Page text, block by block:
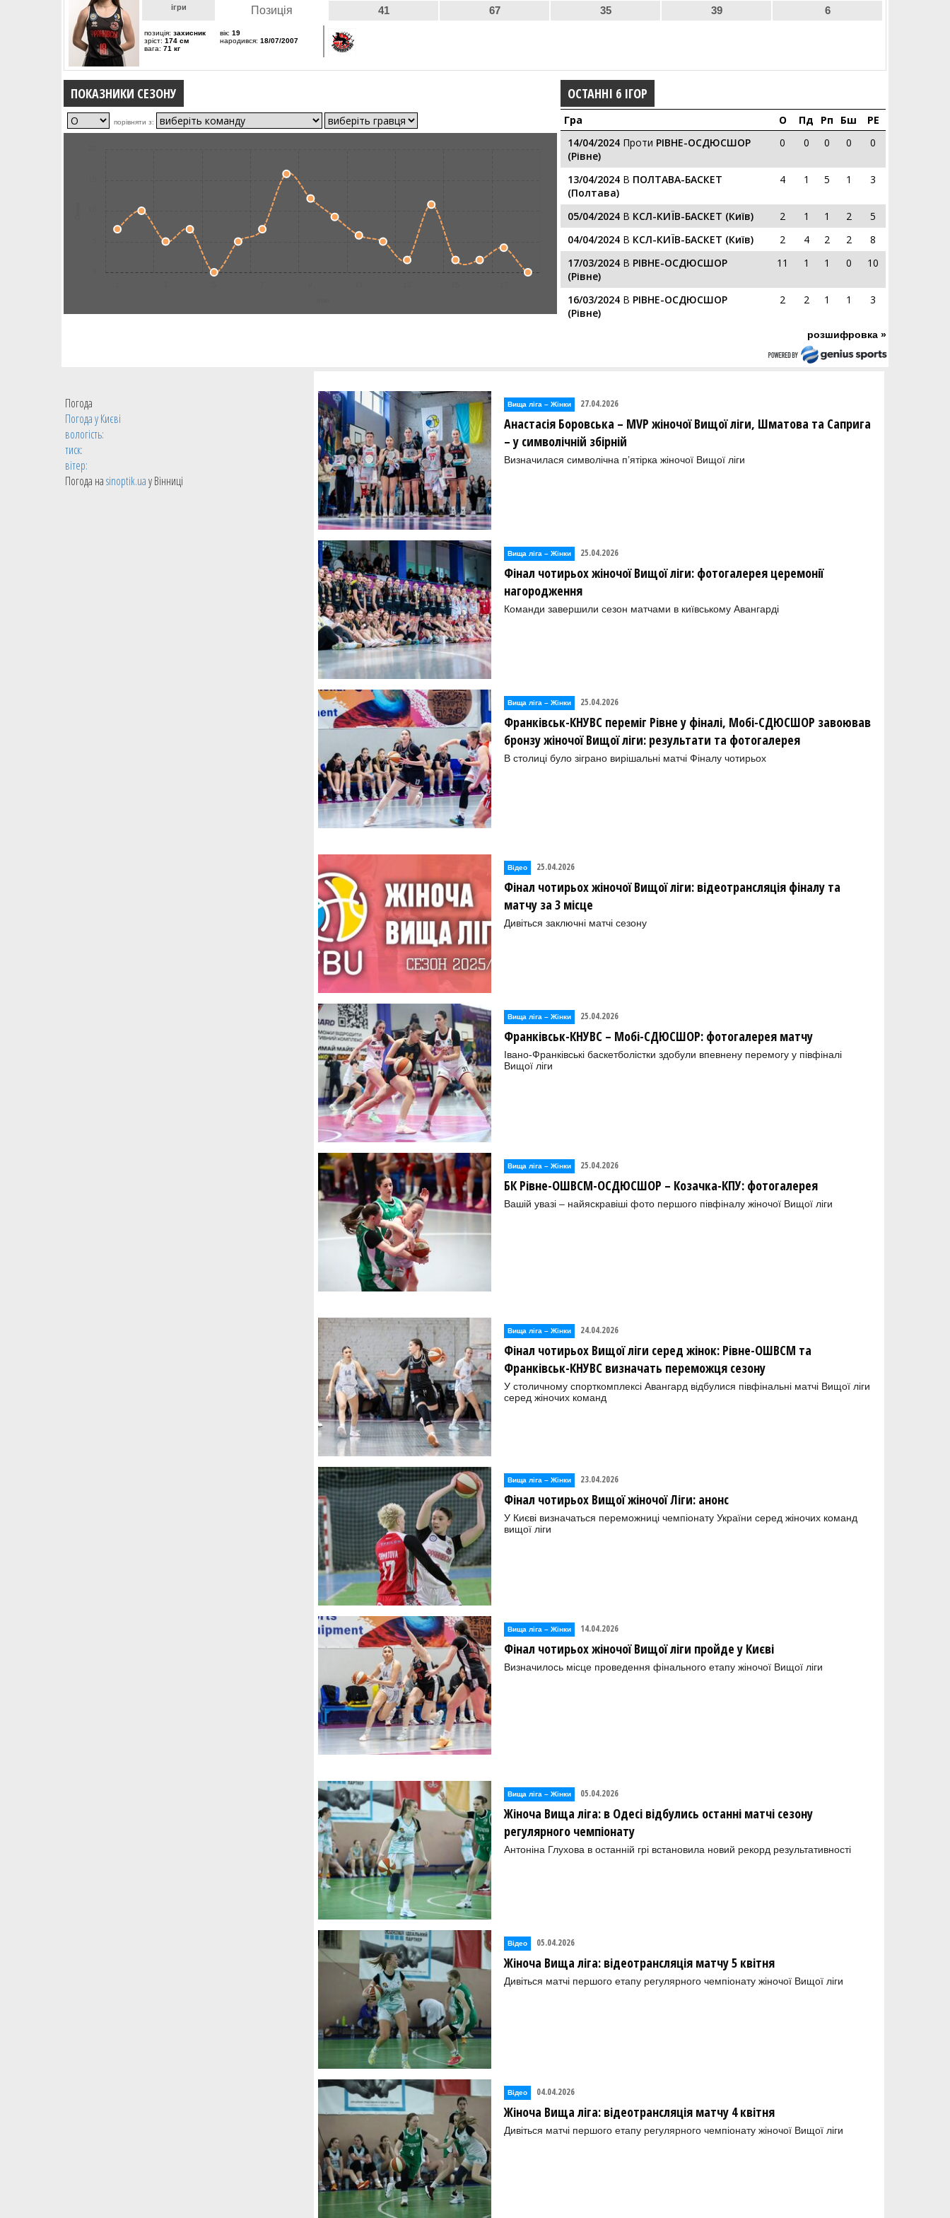
ігри
Позиція
41 67 35 39 6
позиція: захисник
зріст: 174 см
вага: 71 кг
вік: 19
народився: 18/07/2007
ПОКАЗНИКИ СЕЗОНУ
порівняти з:
ОСТАННІ 6 ІГОР
Гра О Пд Рп Бш
РЕ
14/04/2024 Проти РІВНЕ-ОСДЮСШОР
(Рівне)
0 0 0 0 0
13/04/2024 В ПОЛТАВА-БАСКЕТ
(Полтава)
4 1 5 1 3
05/04/2024 В КСЛ-КИЇВ-БАСКЕТ (Київ) 2 1 1 2
5
04/04/2024 В КСЛ-КИЇВ-БАСКЕТ (Київ) 2 4 2 2
8
17/03/2024 В РІВНЕ-ОСДЮСШОР
(Рівне)
11 1 1 0 10
16/03/2024 В РІВНЕ-ОСДЮСШОР
(Рівне)
2 2 1 1 3
розшифровка »
Погода
Погода уКиєві
вологість:
тиск:
вітер:
Погода наsinoptik.uaу Вінниці
Вища лiга – Жiнки 27.04.2026
Анастасія Боровська – MVP жіночої Вищої ліги, Шматова та Саприга
– у символічній збірній
Визначилася символічна пʼятірка жіночої Вищої ліги
Вища лiга – Жiнки 25.04.2026
Фінал чотирьох жіночої Вищої ліги: фотогалерея церемонії
нагородження
Команди завершили сезон матчами в київському Авангарді
Вища лiга – Жiнки 25.04.2026
Франківськ-КНУВС переміг Рівне у фіналі, Мобі-СДЮСШОР завоював
бронзу жіночої Вищої ліги: результати та фотогалерея
В столиці було зіграно вирішальні матчі Фіналу чотирьох
Відео 25.04.2026
Фінал чотирьох жіночої Вищої ліги: відеотрансляція фіналу та
матчу за 3 місце
Дивіться заключні матчі сезону
Вища лiга – Жiнки 25.04.2026
Франківськ-КНУВС – Мобі-СДЮСШОР: фотогалерея матчу
Івано-Франківські баскетболістки здобули впевнену перемогу у півфіналі
Вищої ліги
Вища лiга – Жiнки 25.04.2026
БК Рівне-ОШВСМ-ОСДЮСШОР – Козачка-КПУ: фотогалерея
Вашій увазі – найяскравіші фото першого півфіналу жіночої Вищої ліги
Вища лiга – Жiнки 24.04.2026
Фінал чотирьох Вищої ліги серед жінок: Рівне-ОШВСМ та
Франківськ-КНУВС визначать переможця сезону
У столичному спорткомплексі Авангард відбулися півфінальні матчі Вищої ліги
серед жіночих команд
Вища лiга – Жiнки 23.04.2026
Фінал чотирьох Вищої жіночої Ліги: анонс
У Києві визначаться переможниці чемпіонату України серед жіночих команд
вищої ліги
Вища лiга – Жiнки 14.04.2026
Фінал чотирьох жіночої Вищої ліги пройде у Києві
Визначилось місце проведення фінального етапу жіночої Вищої ліги
Вища лiга – Жiнки 05.04.2026
Жіноча Вища ліга: в Одесі відбулись останні матчі сезону
регулярного чемпіонату
Антоніна Глухова в останній грі встановила новий рекорд результативності
Відео 05.04.2026
Жіноча Вища ліга: відеотрансляція матчу 5 квітня
Дивіться матчі першого етапу регулярного чемпіонату жіночої Вищої ліги
Відео 04.04.2026
Жіноча Вища ліга: відеотрансляція матчу 4 квітня
Дивіться матчі першого етапу регулярного чемпіонату жіночої Вищої ліги